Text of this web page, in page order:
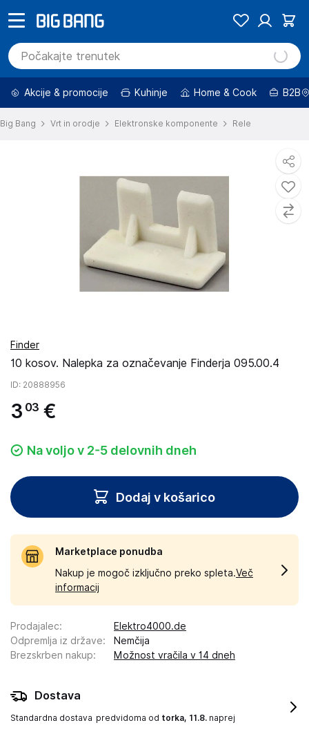
Akcije & promocije Kuhinje Home & Cook B2B
Big Bang Vrt in orodje Elektronske komponente Rele
Finder
10 kosov. Nalepka za označevanje Finderja 095.00.4
ID: 20888956
3 03 €
Na voljo v 2-5 delovnih dneh
Dodaj v košarico
Marketplace ponudba
Nakup je mogoč izključno preko spleta.Več
informacij
Prodajalec:
Elektro4000.de
Odpremlja iz države:
Nemčija
Brezskrben nakup: Možnost vračila v 14 dneh
Dostava
Standardna dostava predvidoma od torka, 11.8. naprej